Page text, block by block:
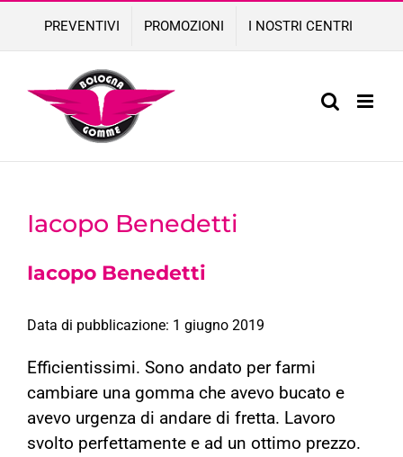
content
PREVENTIVI PROMOZIONI I NOSTRI CENTRI
Iacopo Benedetti
Iacopo Benedetti
Data di pubblicazione: 1 giugno 2019
Efficientissimi. Sono andato per farmi
cambiare una gomma che avevo bucato e
avevo urgenza di andare di fretta. Lavoro
svolto perfettamente e ad un ottimo prezzo.